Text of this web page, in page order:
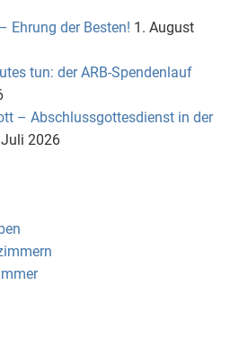
Ehrung der Besten! 1. August
tun: der ARB-Spendenlauf
– Abschlussgottesdienst in der
2026